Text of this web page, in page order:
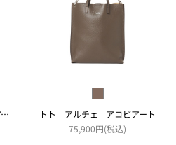
ホーボー２５ アルチェ アコピアート
トト アルチェ アコピアート
75,900円(税込)